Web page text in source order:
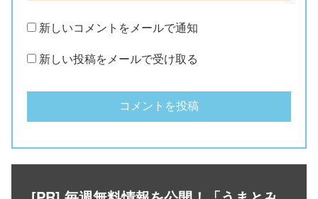
新しいコメントをメールで通知
新しい投稿をメールで受け取る